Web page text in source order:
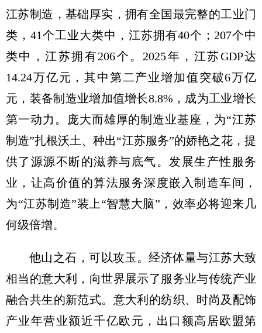
江苏制造，基础厚实，拥有全国最完整的工业门
类，41个工业大类中，江苏拥有40个；207个中
类中，江苏拥有206个。2025年，江苏GDP达
14.24万亿元，其中第二产业增加值突破6万亿
元，装备制造业增加值增长8.8%，成为工业增长
第一动力。庞大而雄厚的制造业基座，为“江苏
制造”扎根沃土、种出“江苏服务”的娇艳之花，提
供了源源不断的滋养与底气。发展生产性服务
业，让高价值的算法服务深度嵌入制造车间，
为“江苏制造”装上“智慧大脑”，效率必将迎来几
何级倍增。
他山之石，可以攻玉。经济体量与江苏大致
相当的意大利，向世界展示了服务业与传统产业
融合共生的新范式。意大利的纺织、时尚及配饰
产业年营业额近千亿欧元，出口额高居欧盟第